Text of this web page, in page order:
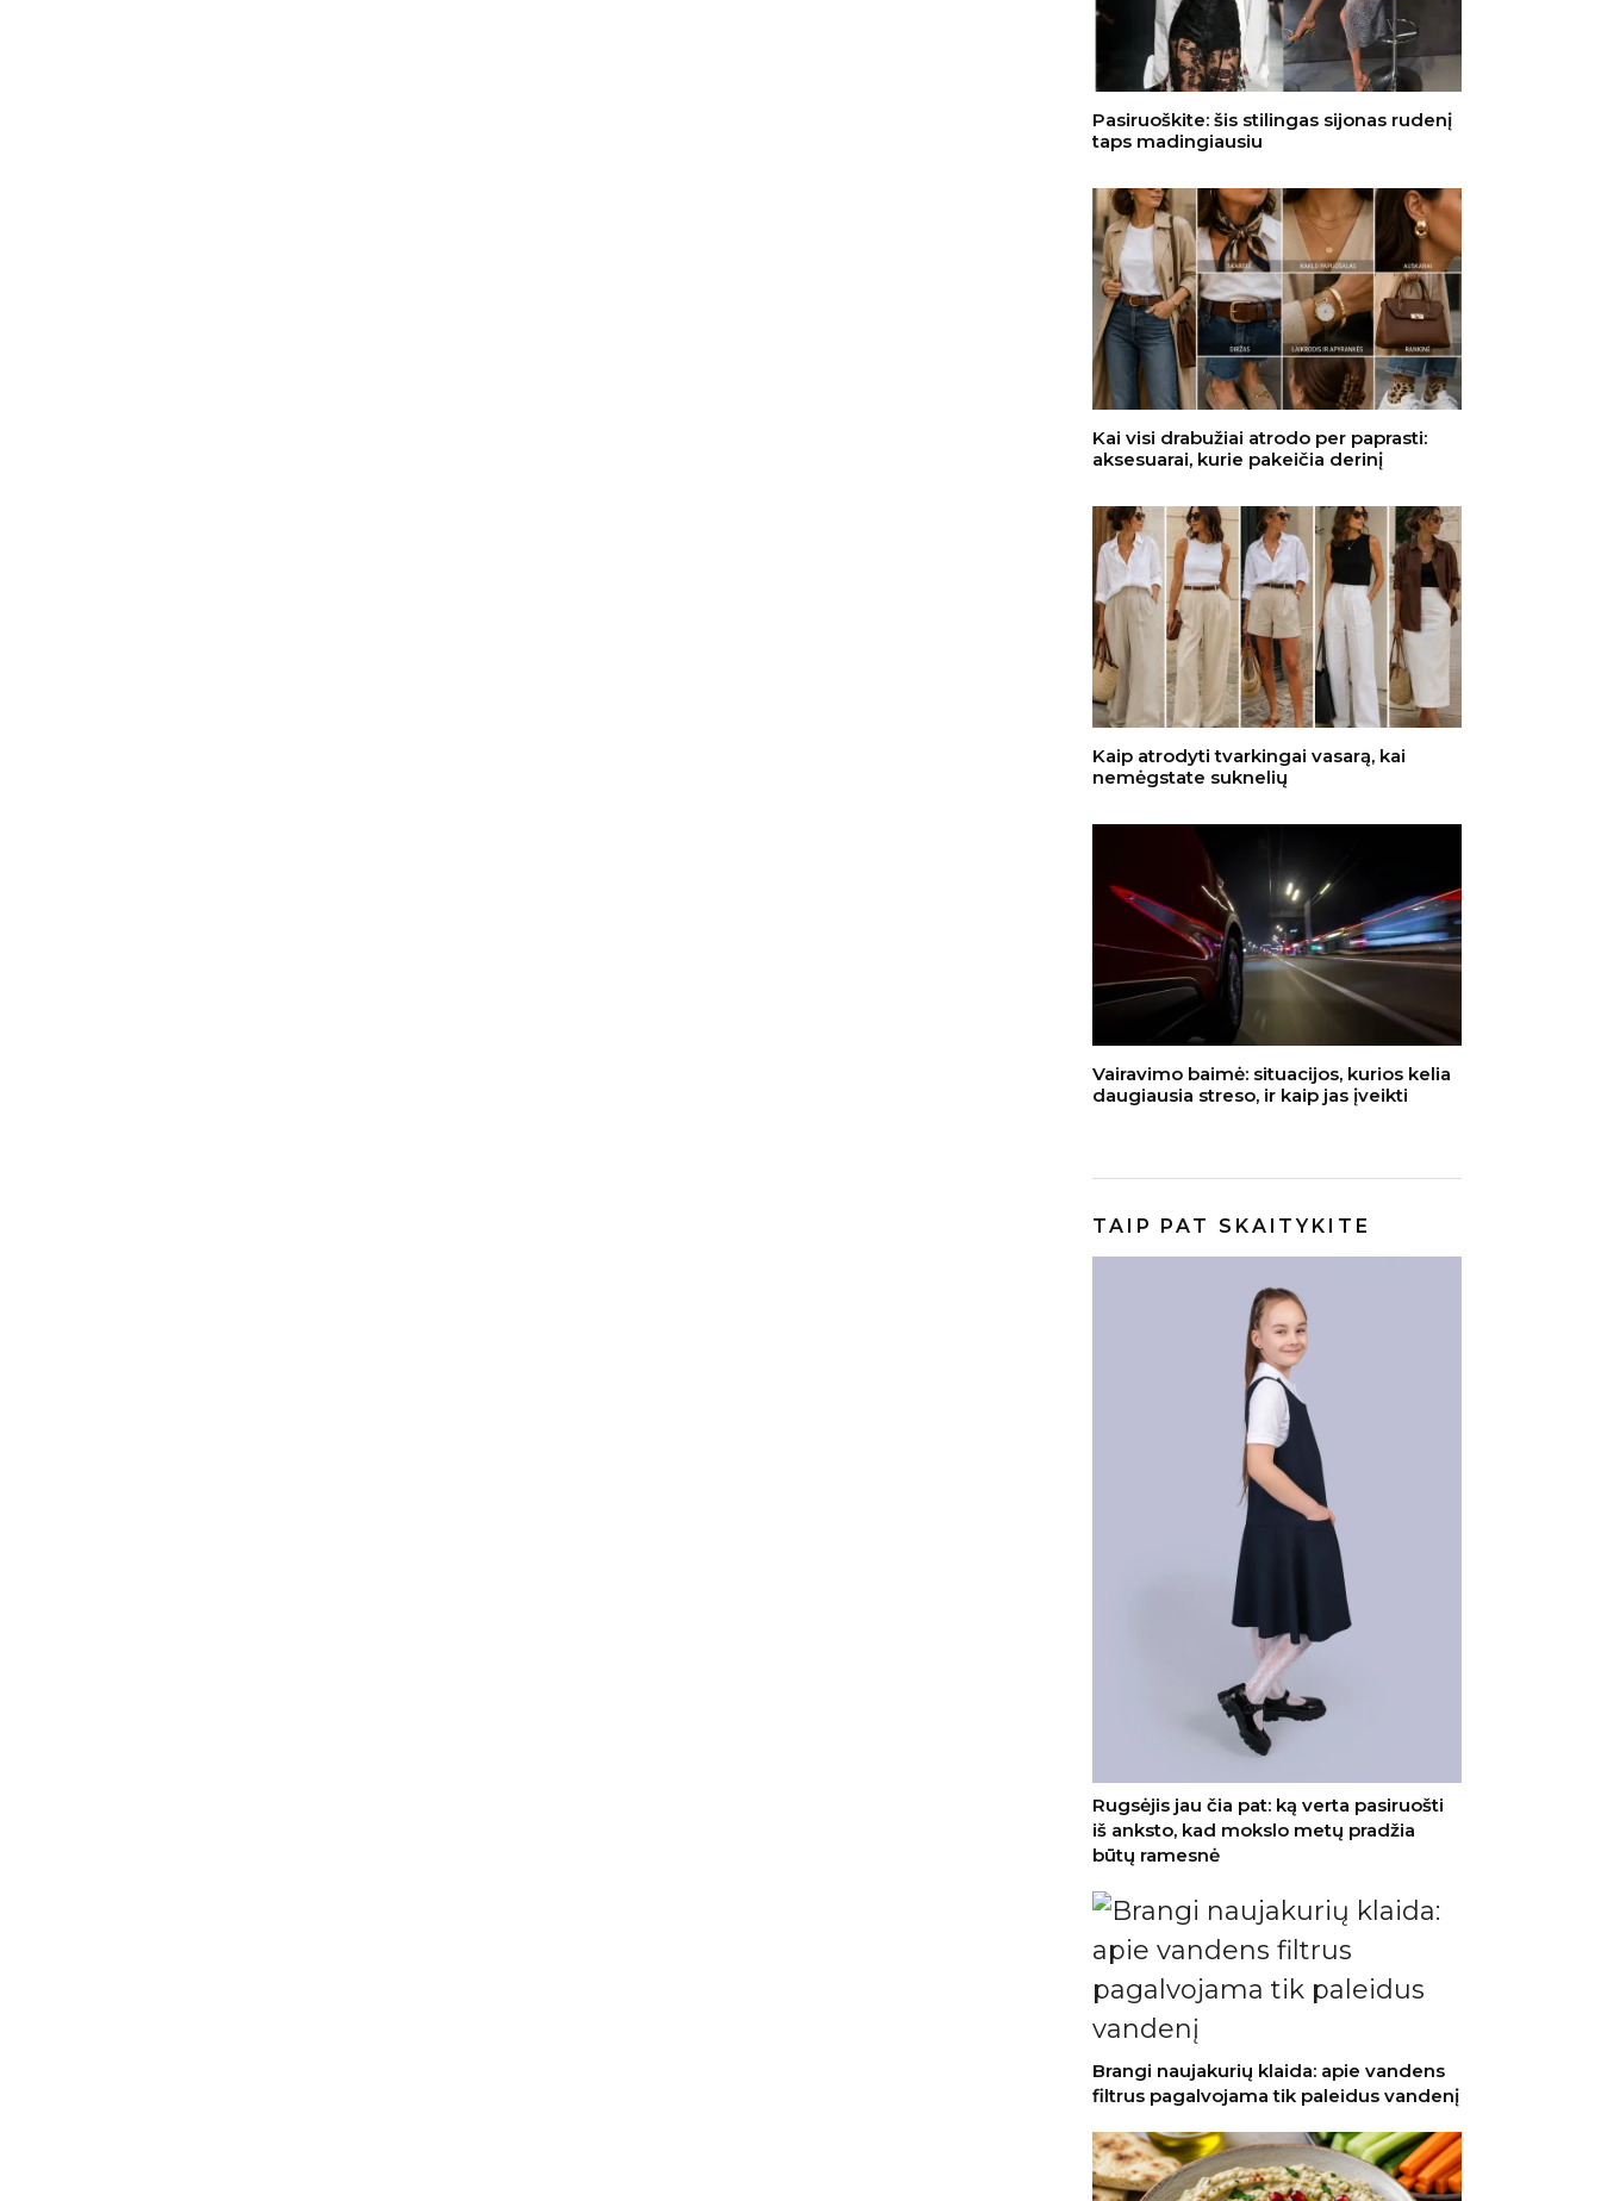
Pasiruoškite: šis stilingas sijonas rudenį
taps madingiausiu
Kai visi drabužiai atrodo per paprasti:
aksesuarai, kurie pakeičia derinį
Kaip atrodyti tvarkingai vasarą, kai
nemėgstate suknelių
Vairavimo baimė: situacijos, kurios kelia
daugiausia streso, ir kaip jas įveikti
TAIP PAT SKAITYKITE
Rugsėjis jau čia pat: ką verta pasiruošti
iš anksto, kad mokslo metų pradžia
būtų ramesnė
Brangi naujakurių klaida: apie vandens
filtrus pagalvojama tik paleidus vandenį